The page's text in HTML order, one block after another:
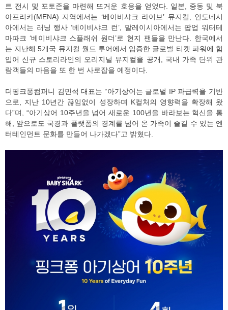
트 전시 및 포토존을 마련해 뜨거운 호응을 얻었다. 일본, 중동 및 북
아프리카(MENA) 지역에서는 ‘베이비샤크 라이브’ 뮤지컬, 인도네시
아에서는 러닝 행사 ‘베이비샤크 런’, 말레이시아에서는 팝업 워터테
마파크 ‘베이비샤크 스플래쉬 원더’로 현지 팬들을 만난다. 한국에서
는 지난해 5개국 뮤지컬 월드 투어에서 입증한 글로벌 티켓 파워에 힘
입어 신규 스토리라인의 오리지널 뮤지컬을 공개, 국내 가족 단위 관
람객들의 마음을 또 한 번 사로잡을 예정이다.
더핑크퐁컴퍼니 김민석 대표는 “아기상어는 글로벌 IP 파급력을 기반
으로, 지난 10년간 끊임없이 성장하며 K컬처의 영향력을 확장해 왔
다”며, “아기상어 10주년을 넘어 새로운 100년을 바라보는 혁신을 통
해, 앞으로도 국경과 플랫폼의 경계를 넘어 온 가족이 즐길 수 있는 엔
터테인먼트 문화를 만들어 나가겠다”고 밝혔다.